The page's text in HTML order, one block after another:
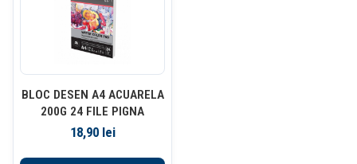
BLOC DESEN A4 ACUARELA
200G 24 FILE PIGNA
18,90 lei